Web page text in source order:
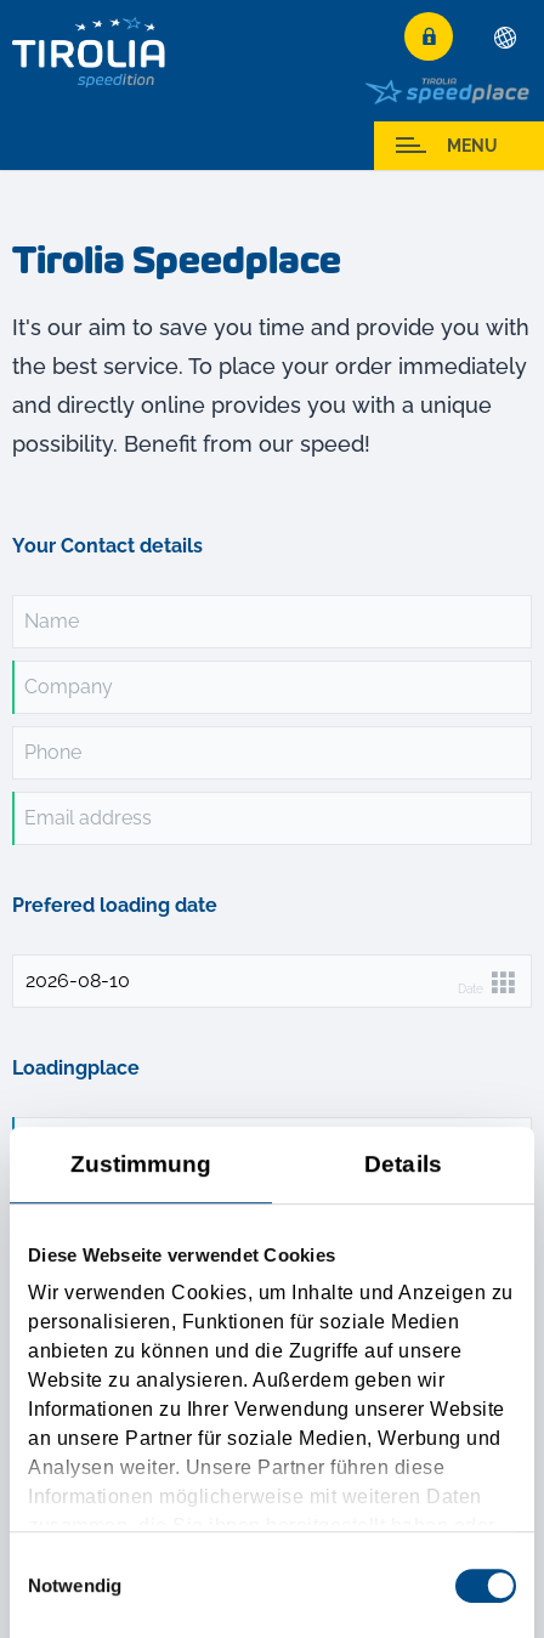
Zustimmung Details
Diese Webseite verwendet Cookies
Wir verwenden Cookies, um Inhalte und Anzeigen zu
personalisieren, Funktionen für soziale Medien
anbieten zu können und die Zugriffe auf unsere
Website zu analysieren. Außerdem geben wir
Informationen zu Ihrer Verwendung unserer Website
an unsere Partner für soziale Medien, Werbung und
Analysen weiter. Unsere Partner führen diese
Informationen möglicherweise mit weiteren Daten
zusammen, die Sie ihnen bereitgestellt haben oder
gesammelt haben.
Notwendig
Deutsch
English
Français
Česky
Magyar
Hrvatski
Română
MENU
Tirolia Speedplace
It's our aim to save you time and provide you with
the best service. To place your order immediately
and directly online provides you with a unique
possibility. Benefit from our speed!
Your Contact details
Name
Company
Phone
Email address
Prefered loading date
Date
Loadingplace
Additional loading place
Unloadingplace
1. Unloadingplace
Additional unloading place
Ladungsdaten